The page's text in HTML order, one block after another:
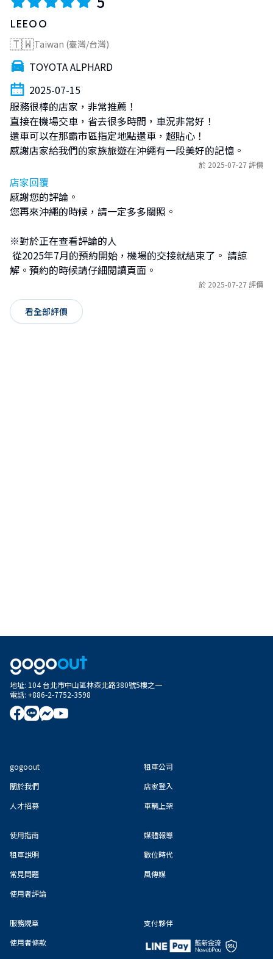
LEEＯＯ
🇹🇼Taiwan (臺灣/台灣)
TOYOTA ALPHARD
2025-07-15
服務很棒的店家，非常推薦！
直接在機場交車，省去很多時間，車況非常好！
還車可以在那霸市區指定地點還車，超貼心！
感謝店家給我們的家族旅遊在沖繩有一段美好的記憶。
於 2025-07-27 評價
店家回覆
感謝您的評論。
您再來沖繩的時候，請一定多多關照。
※對於正在查看評論的人
從2025年7月的預約開始，機場的交接就結束了。 請諒
解。預約的時候請仔細閱讀頁面。
於 2025-07-27 評價
看全部評價
地址: 104 台北市中山區林森北路380號5樓之一
電話: +886-2-7752-3598
gogoout
關於我們
人才招募
租車公司
店家登入
車輛上架
使用指南
租車說明
常見問題
使用者評論
媒體報導
數位時代
風傳媒
服務規章
使用者條款
支付夥伴